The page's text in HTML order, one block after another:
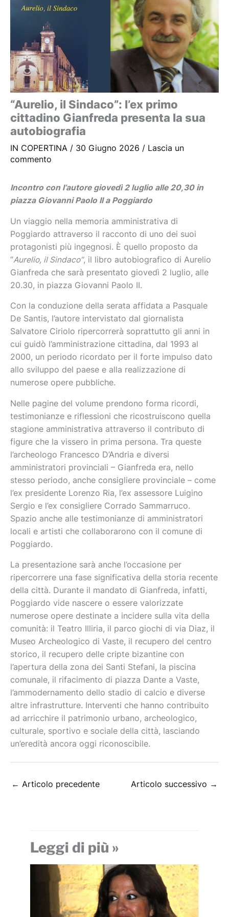
“Aurelio, il Sindaco”: l’ex primo
cittadino Gianfreda presenta la sua
autobiografia
IN COPERTINA / 30 Giugno 2026 / Lascia un
commento
Incontro con l’autore giovedì 2 luglio alle 20,30 in
piazza Giovanni Paolo II a Poggiardo
Un viaggio nella memoria amministrativa di
Poggiardo attraverso il racconto di uno dei suoi
protagonisti più ingegnosi. È quello proposto da
“Aurelio, il Sindaco”, il libro autobiografico di Aurelio
Gianfreda che sarà presentato giovedì 2 luglio, alle
20.30, in piazza Giovanni Paolo II.
Con la conduzione della serata affidata a Pasquale
De Santis, l’autore intervistato dal giornalista
Salvatore Ciriolo ripercorrerà soprattutto gli anni in
cui guidò l’amministrazione cittadina, dal 1993 al
2000, un periodo ricordato per il forte impulso dato
allo sviluppo del paese e alla realizzazione di
numerose opere pubbliche.
Nelle pagine del volume prendono forma ricordi,
testimonianze e riflessioni che ricostruiscono quella
stagione amministrativa attraverso il contributo di
figure che la vissero in prima persona. Tra queste
l’archeologo Francesco D’Andria e diversi
amministratori provinciali – Gianfreda era, nello
stesso periodo, anche consigliere provinciale – come
l’ex presidente Lorenzo Ria, l’ex assessore Luigino
Sergio e l’ex consigliere Corrado Sammarruco.
Spazio anche alle testimonianze di amministratori
locali e artisti che collaborarono con il comune di
Poggiardo.
La presentazione sarà anche l’occasione per
ripercorrere una fase significativa della storia recente
della città. Durante il mandato di Gianfreda, infatti,
Poggiardo vide nascere o essere valorizzate
numerose opere destinate a incidere sulla vita della
comunità: il Teatro Illiria, il parco giochi di via Diaz, il
Museo Archeologico di Vaste, il recupero del centro
storico, il recupero delle cripte bizantine con
l’apertura della zona dei Santi Stefani, la piscina
comunale, il rifacimento di piazza Dante a Vaste,
l’ammodernamento dello stadio di calcio e diverse
altre infrastrutture. Interventi che hanno contribuito
ad arricchire il patrimonio urbano, archeologico,
culturale, sportivo e sociale della città, lasciando
un’eredità ancora oggi riconoscibile.
← Articolo precedente Articolo successivo →
Leggi di più »